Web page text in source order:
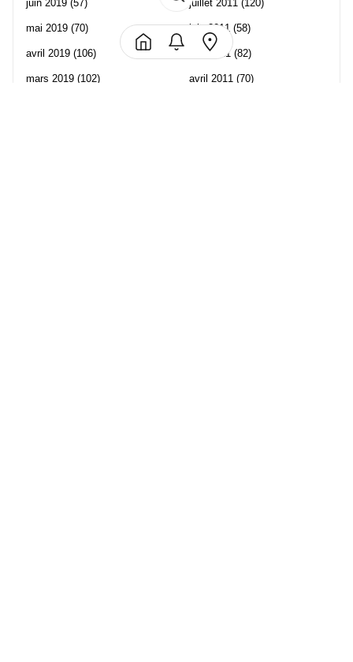
juin 2019 (57)
mai 2019 (70)
avril 2019 (106)
mars 2019 (102)
juillet 2011 (120)
juin 2011 (58)
mai 2011 (82)
avril 2011 (70)